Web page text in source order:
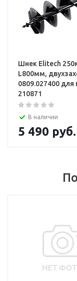
Шнек Elitech
L800мм,
0809.027400 для
210871
В наличии
5 490 руб.